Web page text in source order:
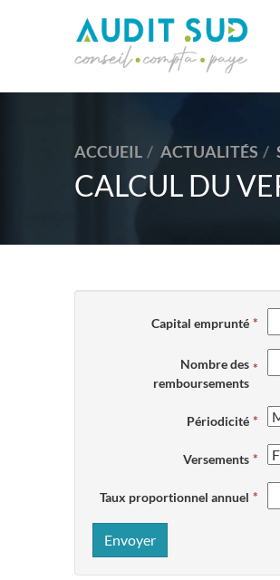
ACCUEIL ACTUALITÉS
CALCUL DU
Capital emprunté
Nombre des
remboursements
Périodicité
Versements
Taux proportionnel annuel
Envoyer